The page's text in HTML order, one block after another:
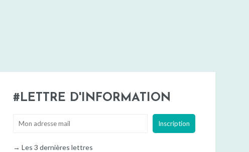
LETTRE D'INFORMATION
→ Les 3 dernières lettres